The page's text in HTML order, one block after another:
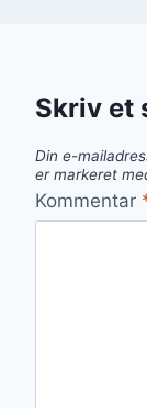
Skriv et
Din e-
er markeret
Kommentar